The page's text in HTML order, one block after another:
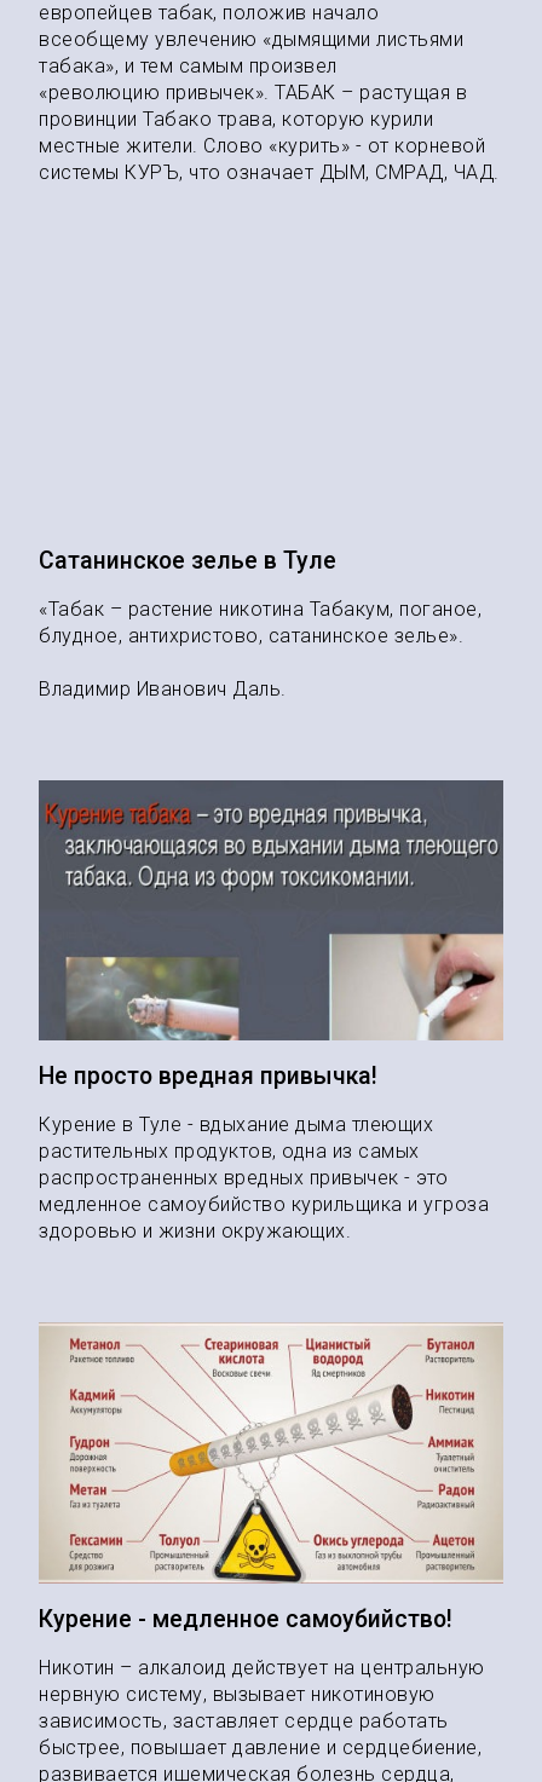
европейцев табак, положив начало
всеобщему увлечению «дымящими листьями
табака», и тем самым произвел
«революцию привычек». ТАБАК – растущая в
провинции Табако трава, которую курили
местные жители. Слово «курить» - от корневой
системы КУРЪ, что означает ДЫМ, СМРАД, ЧАД.
Сатанинское зелье в Туле
«Табак – растение никотина Табакум, поганое,
блудное, антихристово, сатанинское зелье».
Владимир Иванович Даль.
Не просто вредная привычка!
Курение в Туле - вдыхание дыма тлеющих
растительных продуктов, одна из самых
распространенных вредных привычек - это
медленное самоубийство курильщика и угроза
здоровью и жизни окружающих.
Курение - медленное самоубийство!
Никотин – алкалоид действует на центральную
нервную систему, вызывает никотиновую
зависимость, заставляет сердце работать
быстрее, повышает давление и сердцебиение,
развивается ишемическая болезнь сердца,